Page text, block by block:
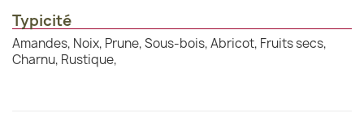
Typicité
Amandes, Noix, Prune, Sous-bois, Abricot, Fruits secs,
Charnu, Rustique,